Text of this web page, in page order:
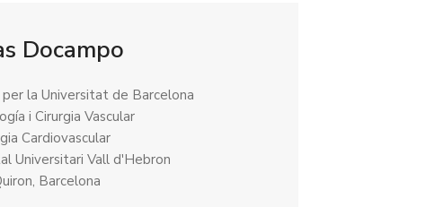
Docampo
la Universitat de Barcelona
i Cirurgia Vascular
Cardiovascular
Universitari Vall d'Hebron
Barcelona